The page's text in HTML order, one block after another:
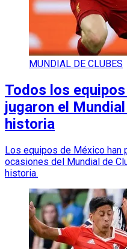
MUNDIAL DE CLUBES
Todos los
jugaron el
historia
Los equipos de México han
ocasiones del Mundial de
historia.